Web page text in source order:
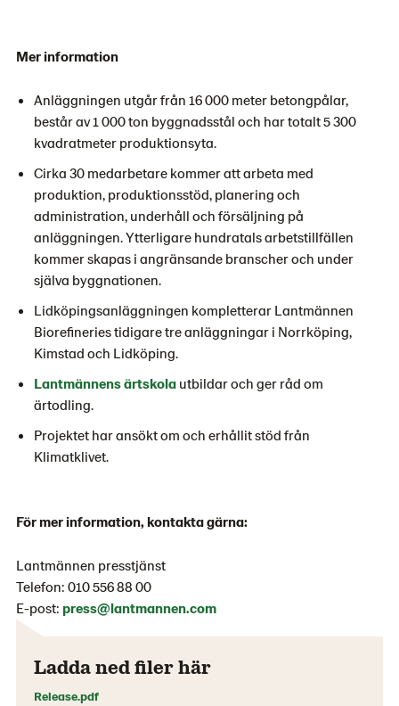
Mer information
Anläggningen utgår från 16 000 meter betongpålar,
består av 1 000 ton byggnadsstål och har totalt 5 300
kvadratmeter produktionsyta.
Cirka 30 medarbetare kommer att arbeta med
produktion, produktionsstöd, planering och
administration, underhåll och försäljning på
anläggningen. Ytterligare hundratals arbetstillfällen
kommer skapas i angränsande branscher och under
själva byggnationen.
Lidköpingsanläggningen kompletterar Lantmännen
Biorefineries tidigare tre anläggningar i Norrköping,
Kimstad och Lidköping.
Lantmännens ärtskola utbildar och ger råd om
ärtodling.
Projektet har ansökt om och erhållit stöd från
Klimatklivet.
För mer information, kontakta gärna:
Lantmännen presstjänst
Telefon: 010 556 88 00
E-post: press@lantmannen.com
Ladda ned filer här
Release.pdf